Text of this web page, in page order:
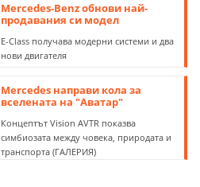
Mercedes-Benz обнови най-
продавания си модел
Е-Class получава модерни системи и два
нови двигателя
Mercedes направи кола за
вселената на "Аватар"
Концептът Vision AVTR показва
симбиозата между човека, природата и
транспорта (ГАЛЕРИЯ)